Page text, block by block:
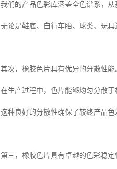
我们的产品色彩库涵盖全色谱系，
无论是鞋底、自行车胎、球类、玩
其次，橡胶色片具有优异的分散性能
在生产过程中，色片能够均匀分散
这种良好的分散性确保了较终产品
第三，橡胶色片具有卓越的色彩稳定